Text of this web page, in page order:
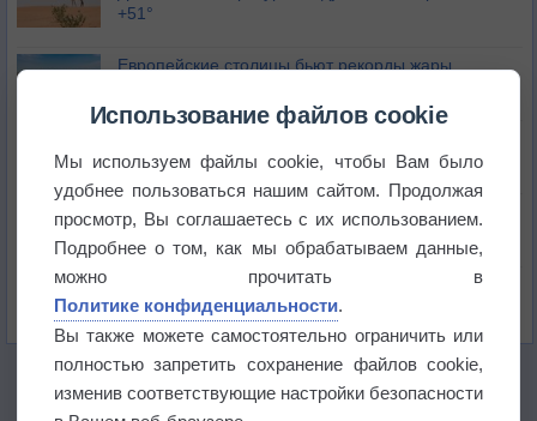
+51°
Европейские столицы бьют рекорды жары
не выпадал дождь
Лето продолжит щедро раздавать своё тепло!
Погода в Екатеринбурге 5 августа
Использование файлов cookie
Мы используем файлы cookie, чтобы Вам было
удобнее пользоваться нашим сайтом. Продолжая
просмотр, Вы соглашаетесь с их использованием.
Подробнее о том, как мы обрабатываем данные,
можно прочитать в
Политике конфиденциальности.
Вы также можете самостоятельно ограничить или
полностью запретить сохранение файлов cookie,
изменив соответствующие настройки безопасности